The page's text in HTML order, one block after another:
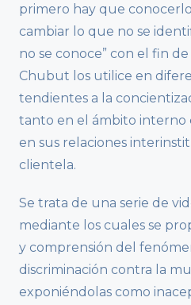
primero hay que
cambiar lo que no se
no se conoce” con el fin
Chubut los utilice en
tendientes a la
tanto en el ámbito interno
en sus relaciones
clientela.
Se trata de una serie de
mediante los cuales se
y comprensión del
discriminación contra la
exponiéndolas como